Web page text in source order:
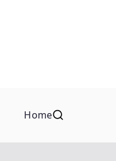
Home